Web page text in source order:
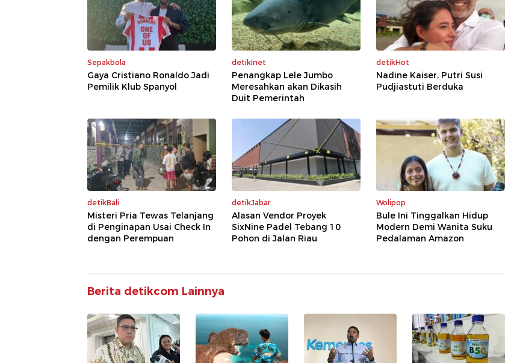
Sepakbola
Gaya Cristiano Ronaldo Jadi
Pemilik Klub Spanyol
detikInet
Penangkap Lele Jumbo
Meresahkan akan Dikasih
Duit Pemerintah
detikHot
Nadine Kaiser, Putri Susi
Pudjiastuti Berduka
detikBali
Misteri Pria Tewas Telanjang
di Penginapan Usai Check In
dengan Perempuan
detikJabar
Alasan Vendor Proyek
SixNine Padel Tebang 10
Pohon di Jalan Riau
Wolipop
Bule Ini Tinggalkan Hidup
Modern Demi Wanita Suku
Pedalaman Amazon
Berita detikcom Lainnya